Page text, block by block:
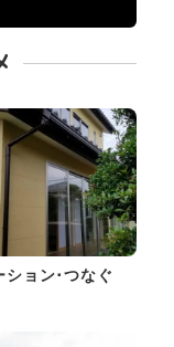
ション･つなぐ